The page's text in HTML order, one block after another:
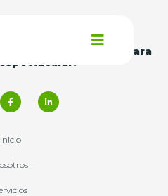
para
Inicio